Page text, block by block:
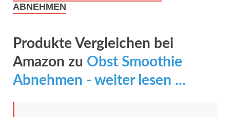
ABNEHMEN
Produkte Vergleichen bei
Amazon zu Obst Smoothie
Abnehmen - weiter lesen ...